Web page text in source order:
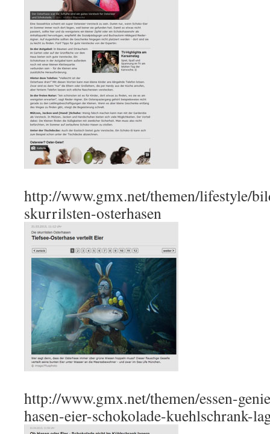
http://www.gmx.net/themen/lifestyle/
skurrilsten-osterhasen
http://www.gmx.net/themen/essen-
hasen-eier-schokolade-kuehlschrank-